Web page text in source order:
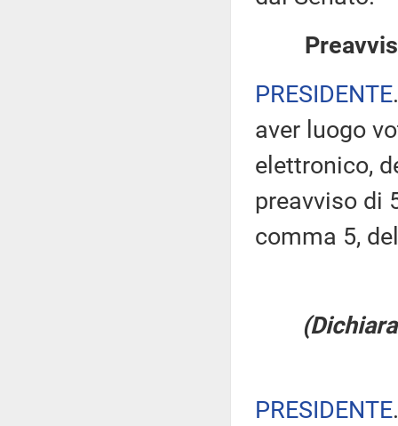
PRESIDENTE
aver luogo
elettronico,
preavviso di
comma 5,
PRESIDENTE